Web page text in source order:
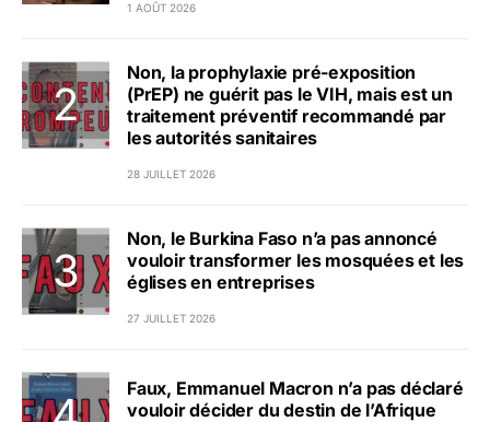
1 AOÛT 2026
Non, la prophylaxie pré-exposition
(PrEP) ne guérit pas le VIH, mais est un
traitement préventif recommandé par
les autorités sanitaires
28 JUILLET 2026
Non, le Burkina Faso n’a pas annoncé
vouloir transformer les mosquées et les
églises en entreprises
27 JUILLET 2026
Faux, Emmanuel Macron n’a pas déclaré
vouloir décider du destin de l’Afrique